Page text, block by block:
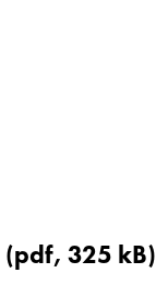
(pdf, 325 kB)